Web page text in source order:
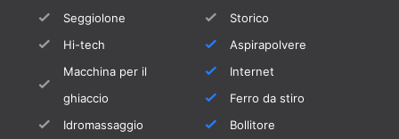
Il campo da golf di Puerto del Carmen, di
recente costruzione, dista solo 5 minuti in
auto. Il vecchio corso di Costa Teguise è
raggiungibile in circa 20 minuti.
La piscina può essere riscaldata
Seggiolone
Storico
Hi-tech
Aspirapolvere
Macchina per il
ghiaccio
Internet
Ferro da stiro
Idromassaggio
Bollitore